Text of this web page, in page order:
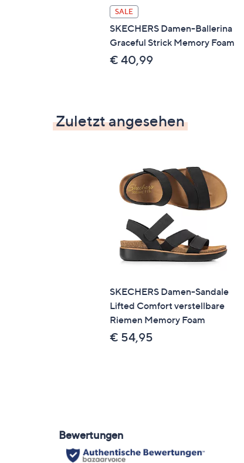
SALE
SKECHERS Damen-Ballerina
Graceful Strick Memory Foam
€ 40,99
Zuletzt angesehen
SKECHERS Damen-Sandale
Lifted Comfort verstellbare
Riemen Memory Foam
€ 54,95